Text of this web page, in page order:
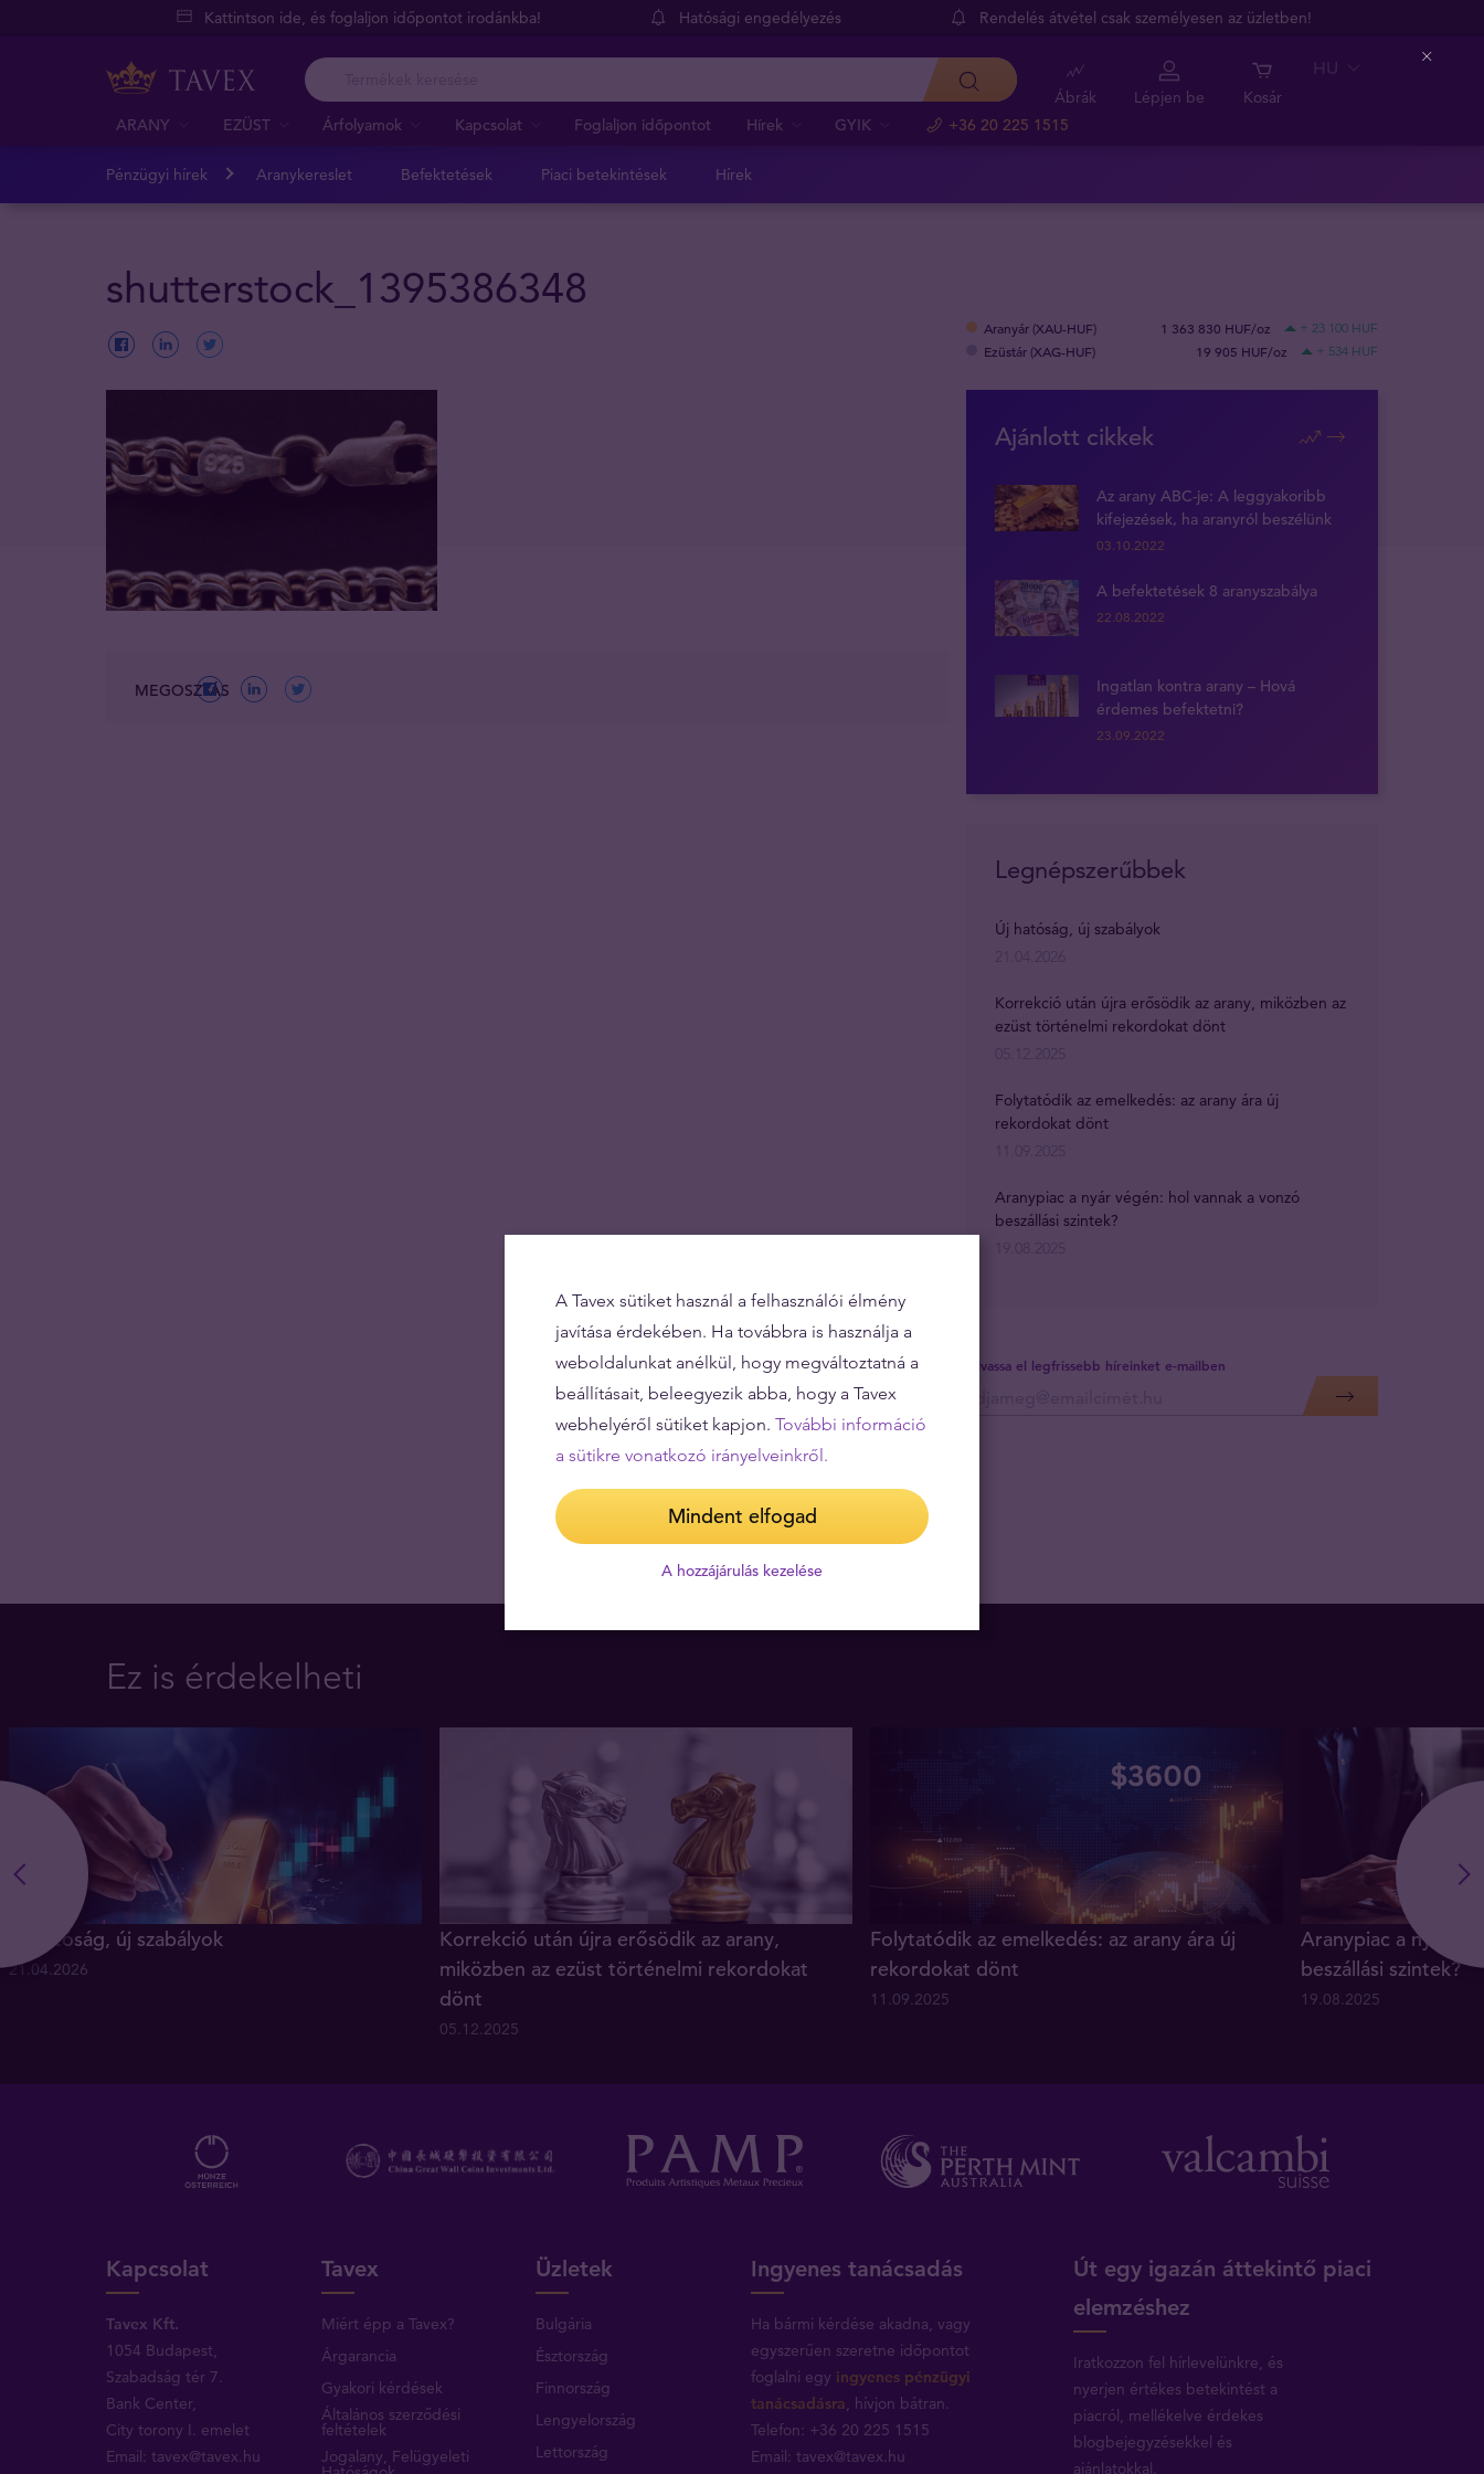
Kattintson ide, és foglaljon időpontot irodánkba! Hatósági engedélyezés Rendelés átvétel csak személyesen az üzletben!
ARANY EZÜST Árfolyamok Kapcsolat Foglaljon időpontot Hírek GYIK +36 20 225 1515
Ábrák Lépjen be Kosár
HU
Pénzügyi hírek Aranykereslet Befektetések Piaci betekintések Hírek
shutterstock_1395386348
Aranyár (XAU-HUF) 1 363 830 HUF/oz + 23 100 HUF
Ezüstár (XAG-HUF) 19 905 HUF/oz + 534 HUF
MEGOSZTÁS
Ajánlott cikkek
Az arany ABC-je: A leggyakoribb
kifejezések, ha aranyról beszélünk
03.10.2022
A befektetések 8 aranyszabálya
22.08.2022
Ingatlan kontra arany – Hová
érdemes befektetni?
23.09.2022
Olvassa el legfrissebb híreinket e-mailben
Legnépszerűbbek
Új hatóság, új szabályok
Korrekció után újra erősödik az arany, miközben az
ezüst történelmi rekordokat dönt
Folytatódik az emelkedés: az arany ára új
rekordokat dönt
Aranypiac a nyár végén: hol vannak a vonzó
beszállási szintek?
Ez is érdekelheti
Új hatóság, új szabályok
21.04.2026
Korrekció után újra erősödik az arany,
miközben az ezüst történelmi rekordokat
dönt
05.12.2025
Folytatódik az emelkedés: az arany ára új
rekordokat dönt
11.09.2025
Aranypiac a nyár
beszállási szintek?
19.08.2025
Kapcsolat
Tavex Kft.
1054 Budapest,
Szabadság tér 7.
Bank Center,
City torony I. emelet
Email:tavex@tavex.hu
Tavex
Miért épp a Tavex?
Árgarancia
Gyakori kérdések
Általános szerződési
feltételek
Jogalany, Felügyeleti
Üzletek
Bulgária
Észtország
Finnország
Lengyelország
Lettország
Ingyenes tanácsadás
Ha bármi kérdése akadna, vagy
egyszerűen szeretne időpontot
foglalni egy ingyenes pénzügyi
tanácsadásra , hívjon bátran.
Telefon: +36 20 225 1515
Email: tavex@tavex.hu
Út egy igazán áttekintő piaci
elemzéshez
Iratkozzon fel hírlevelünkre, és
nyerjen értékes betekintést a
piacról, mellékelve érdekes
blogbejegyzésekkel és
ajánlatokkal.
A Tavex sütiket használ a felhasználói élmény
javítása érdekében. Ha továbbra is használja a
weboldalunkat anélkül, hogy megváltoztatná a
beállításait, beleegyezik abba, hogy a Tavex
webhelyéről sütiket kapjon. További információ
a sütikre vonatkozó irányelveinkről.
Mindent elfogad
A hozzájárulás kezelése
Close